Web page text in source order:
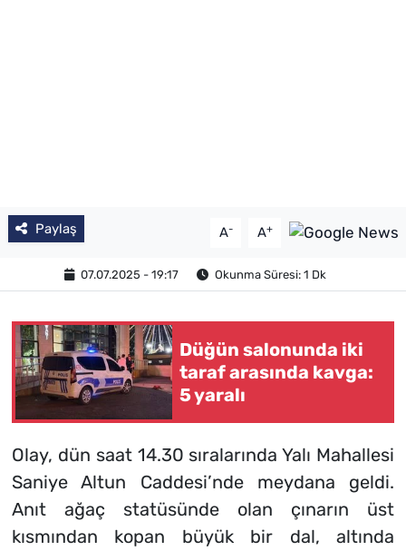
Paylaş A- A+
07.07.2025 - 19:17 Okunma Süresi: 1 Dk
Düğün salonunda iki
taraf arasında kavga:
5 yaralı
Olay, dün saat 14.30 sıralarında Yalı Mahallesi
Saniye Altun Caddesi’nde meydana geldi.
Anıt ağaç statüsünde olan çınarın üst
kısmından kopan büyük bir dal, altında